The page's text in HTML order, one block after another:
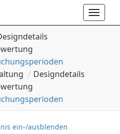
Toggle
Designdetails
ein-/ausblenden